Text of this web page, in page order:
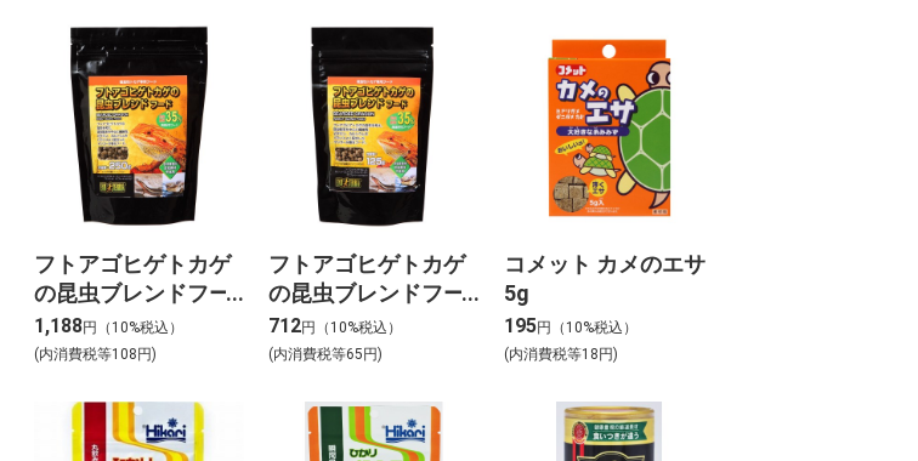
フトアゴヒゲトカゲ
の昆虫ブレンドフー
ド 250g
1,188円（10%税込）
(内消費税等108円)
フトアゴヒゲトカゲ
の昆虫ブレンドフー
ド 125g
712円（10%税込）
(内消費税等65円)
コメット カメのエサ
5g
195円（10%税込）
(内消費税等18円)